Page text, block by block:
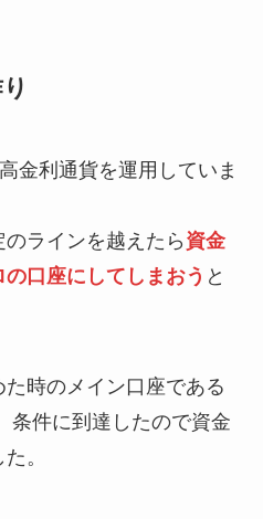
金利通貨を運用していま
ラインを越えたら 資金
口座にしてしまおう と
時のメイン口座である
条件に到達したので資金
。